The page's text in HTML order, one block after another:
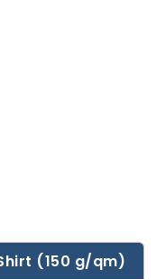
(150 g/qm)